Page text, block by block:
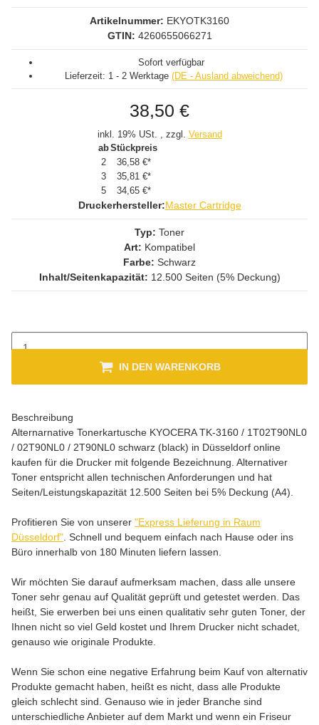
Artikelnummer: EKYOTK3160
GTIN: 4260655066271
Sofort verfügbar
Lieferzeit: 1 - 2 Werktage (DE - Ausland abweichend)
38,50 €
inkl. 19% USt. , zzgl. Versand
abStückpreis
2
36,58 €*
3
35,81 €*
5
34,65 €*
Druckerhersteller:Master Cartridge
Typ: Toner
Art: Kompatibel
Farbe: Schwarz
Inhalt/Seitenkapazität: 12.500 Seiten (5% Deckung)
IN DEN WARENKORB
Beschreibung
Alternarnative Tonerkartusche KYOCERA TK-3160 / 1T02T90NL0
/ 02T90NL0 / 2T90NL0 schwarz (black) in Düsseldorf online
kaufen für die Drucker mit folgende Bezeichnung. Alternativer
Toner entspricht allen technischen Anforderungen und hat
Seiten/Leistungskapazität 12.500 Seiten bei 5% Deckung (A4).
Profitieren Sie von unserer "Express Lieferung in Raum
Düsseldorf" . Schnell und bequem einfach nach Hause oder ins
Büro innerhalb von 180 Minuten liefern lassen.
Wir möchten Sie darauf aufmerksam machen, dass alle unsere
Toner sehr genau auf Qualität geprüft und getestet werden. Das
heißt, Sie erwerben bei uns einen qualitativ sehr guten Toner, der
Ihnen nicht so viel Geld kostet und Ihrem Drucker nicht schadet,
genauso wie originale Produkte.
Wenn Sie schon eine negative Erfahrung beim Kauf von alternativ
Produkte gemacht haben, heißt es nicht, dass alle Produkte
gleich schlecht sind. Genauso wie in jeder Branche sind
unterschiedliche Anbieter auf dem Markt und wenn ein Friseur